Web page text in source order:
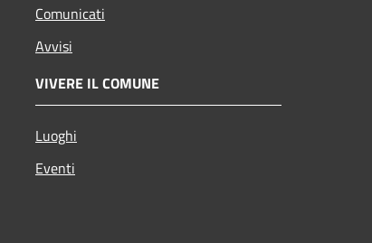
Comunicati
Avvisi
VIVERE IL COMUNE
Luoghi
Eventi